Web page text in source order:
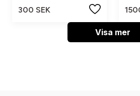
300 SEK
Visa mer